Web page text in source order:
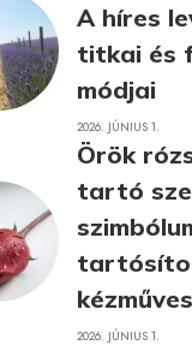
A híres
titkai és
módjai
2026. JÚNIUS 1.
Örök
tartó
2026. JÚNIUS 1.